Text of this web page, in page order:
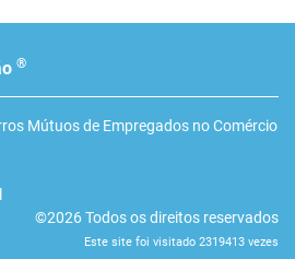
®
Mútuos de Empregados no Comércio
©2026 Todos os direitos reservados
Este site foi visitado 2319413 vezes